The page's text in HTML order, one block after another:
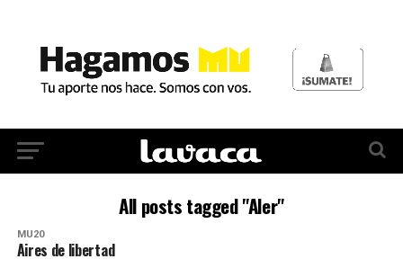
All posts tagged "Aler"
MU20
Aires de libertad